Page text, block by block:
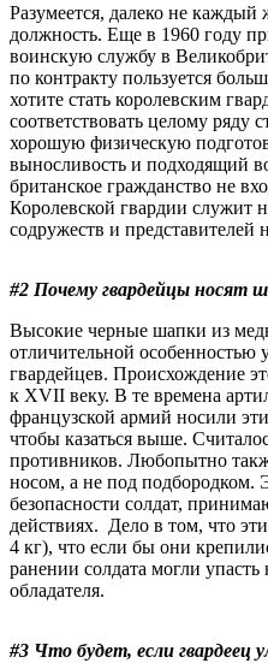
Разумеется, далеко не
должность. Еще в 1960 году
воинскую службу в
по контракту пользуется
хотите стать королевским
соответствовать целому ряду
хорошую физическую
выносливость и подходящий
британское гражданство не
Королевской гвардии служит
содружеств и
#2 Почему гвардейцы носят
Высокие черные шапки из
отличительной особенностью
гвардейцев. Происхождение
к XVII веку. В те времена
французской армий носили
чтобы казаться выше.
противников. Любопытно
носом, а не под подбородком.
безопасности солдат,
действиях. Дело в том, что
4 кг), что если бы они
ранении солдата могли
обладателя.
#3 Что будет, если гвардеец